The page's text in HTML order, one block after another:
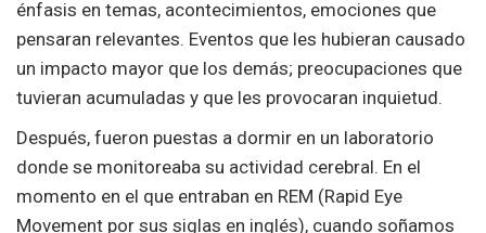
énfasis en temas, acontecimientos, emociones que
pensaran relevantes. Eventos que les hubieran causado
un impacto mayor que los demás; preocupaciones que
tuvieran acumuladas y que les provocaran inquietud.
Después, fueron puestas a dormir en un laboratorio
donde se monitoreaba su actividad cerebral. En el
momento en el que entraban en REM (Rapid Eye
Movement por sus siglas en inglés), cuando soñamos